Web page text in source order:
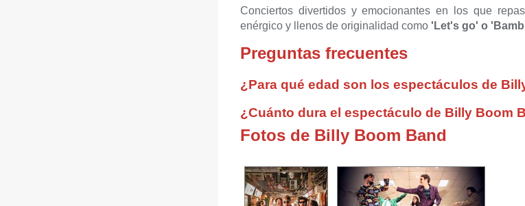
Conciertos divertidos y emocionantes en los que
enérgico y llenos de originalidad como 'Let's go' o
Preguntas frecuentes
¿Para qué edad son los espectáculos de
¿Cuánto dura el espectáculo de Billy Boom
Fotos de Billy Boom Band